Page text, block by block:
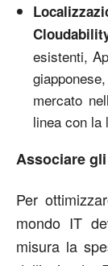
esistenti,
mercato
linea con la
Associare
Per
mondo IT
misura la